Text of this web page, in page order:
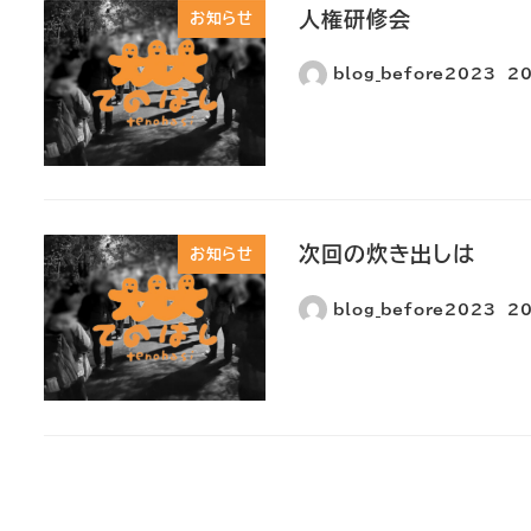
お知らせ 人権研修会
blog_before2023
お知らせ 次回の炊き出しは
blog_before2023